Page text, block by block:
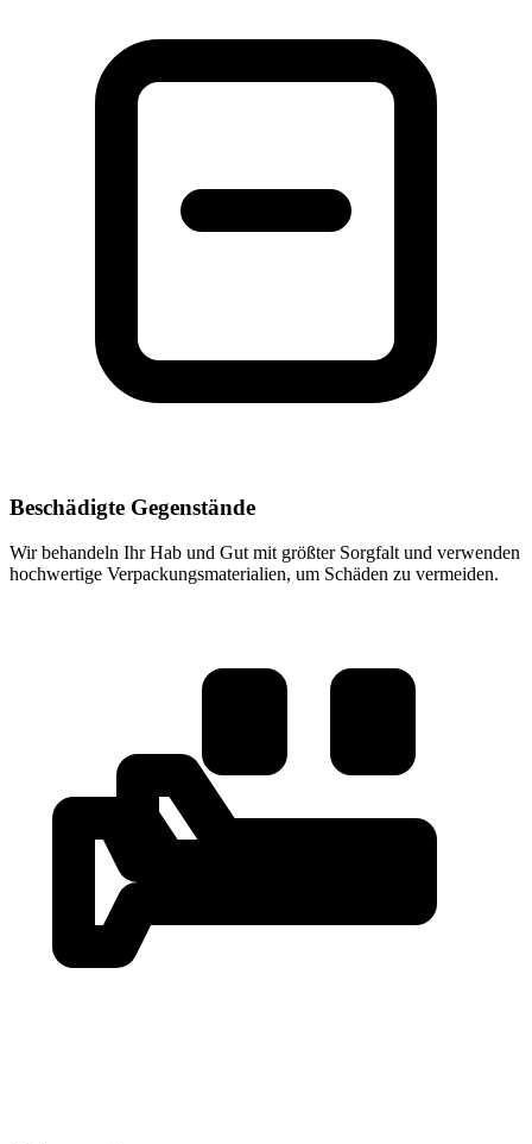
Beschädigte Gegenstände
Wir behandeln Ihr Hab und Gut mit größter Sorgfalt und verwenden
hochwertige Verpackungsmaterialien, um Schäden zu vermeiden.